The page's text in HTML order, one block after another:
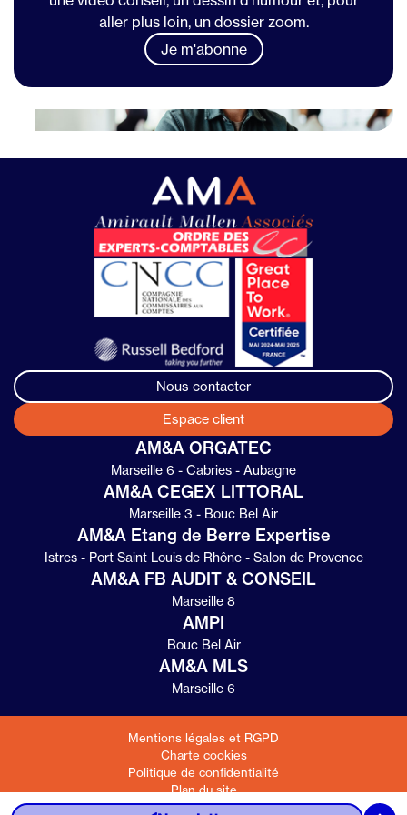
aller plus loin, un dossier zoom.
Je m'abonne
Nous contacter
Espace client
AM&A ORGATEC
Marseille 6 - Cabries - Aubagne
AM&A CEGEX LITTORAL
Marseille 3 - Bouc Bel Air
AM&A Etang de Berre Expertise
Istres - Port Saint Louis de Rhône - Salon de Provence
AM&A FB AUDIT & CONSEIL
Marseille 8
AMPI
Bouc Bel Air
AM&A MLS
Marseille 6
Mentions légales et RGPD
Charte cookies
Politique de confidentialité
Plan du site
© 2025 - 2026 Site réalisé par Les Echos Publishing